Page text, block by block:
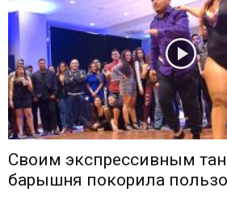
Своим экспрессивным
барышня покорила